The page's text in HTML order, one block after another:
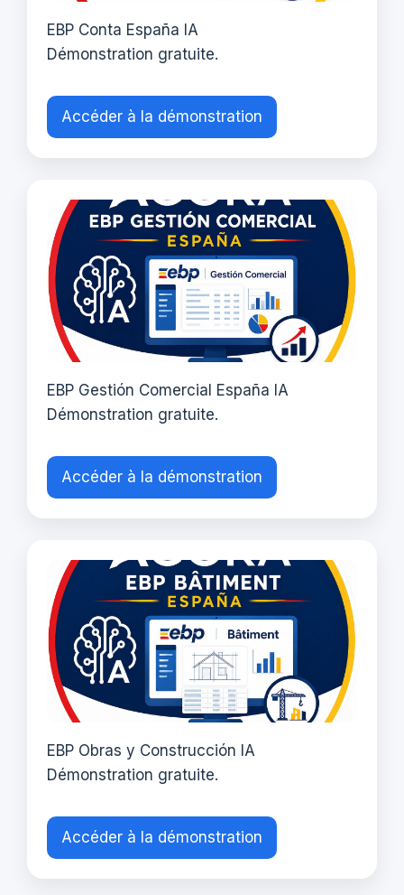
EBP Conta España IA
Démonstration gratuite.
Accéder à la démonstration
EBP Gestión Comercial España IA
Démonstration gratuite.
Accéder à la démonstration
EBP Obras y Construcción IA
Démonstration gratuite.
Accéder à la démonstration